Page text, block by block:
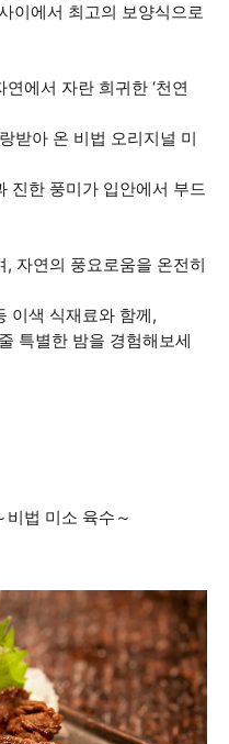
이에서 최고의 보양식으로
에서 자란 희귀한 ‘천연
받아 온 비법 오리지널 미
진한 풍미가 입안에서 부드
자연의 풍요로움을 온전히
이색 식재료와 함께,
특별한 밤을 경험해보세
법 미소 육수～